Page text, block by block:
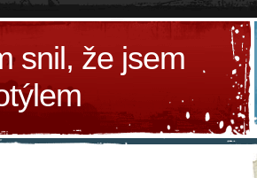
snil, že jsem